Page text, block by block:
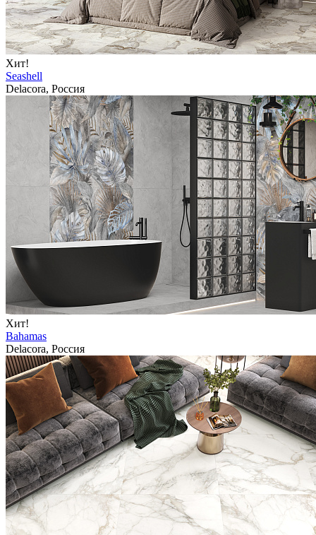
Хит!
Seashell
Delacora, Россия
Хит!
Bahamas
Delacora, Россия